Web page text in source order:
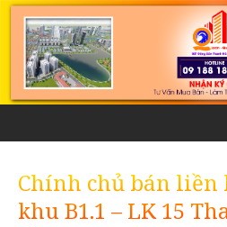
Chính chủ bán liền
khu B1.1 – LK 15